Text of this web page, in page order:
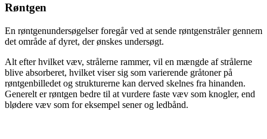
Røntgen
En røntgenundersøgelser foregår ved at sende røntgenstråler gennem
det område af dyret, der ønskes undersøgt.
Alt efter hvilket væv, strålerne rammer, vil en mængde af strålerne
blive absorberet, hvilket viser sig som varierende gråtoner på
røntgenbilledet og strukturerne kan derved skelnes fra hinanden.
Generelt er røntgen bedre til at vurdere faste væv som knogler, end
blødere væv som for eksempel sener og ledbånd.